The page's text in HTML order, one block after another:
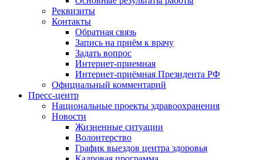
Реквизиты
Контакты
Обратная связь
Запись на приём к врачу
Задать вопрос
Интернет-приемная
Интернет-приёмная Президента РФ
Официальный комментарий
Пресс-центр
Национальные проекты здравоохранения
Новости
Жизненные ситуации
Волонтерство
График выездов центра здоровья